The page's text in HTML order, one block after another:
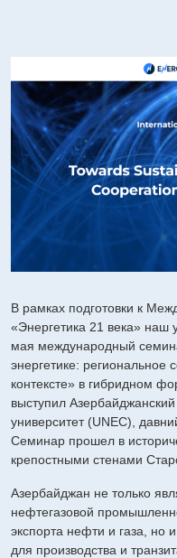
В рамках подготовки к
«Энергетика 21 века» наш
мая международный
энергетике: региональное
контексте» в гибридном
выступил
университет (UNEC),
Семинар прошел в
крепостными стенами
Азербайджан не только
нефтегазовой
экспорта нефти и газа, но
для производства и